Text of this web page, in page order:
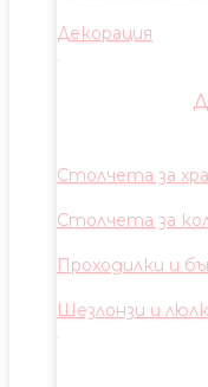
Декорация
Столчета за
Столчета за
Проходилки и
Шезлонзи и